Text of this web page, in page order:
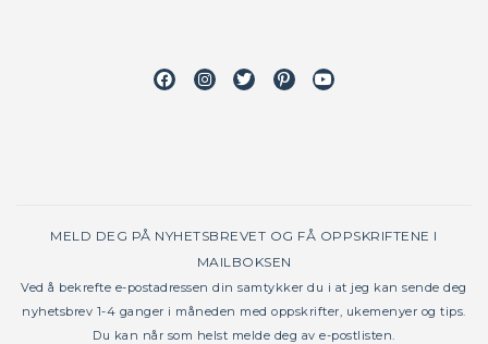
FacebookInstagram
TwitterPinterestYoutube
MELD DEG PÅ NYHETSBREVET OG FÅ OPPSKRIFTENE I
MAILBOKSEN
Ved å bekrefte e-postadressen din samtykker du i at jeg kan sende deg
nyhetsbrev 1-4 ganger i måneden med oppskrifter, ukemenyer og tips.
Du kan når som helst melde deg av e-postlisten.